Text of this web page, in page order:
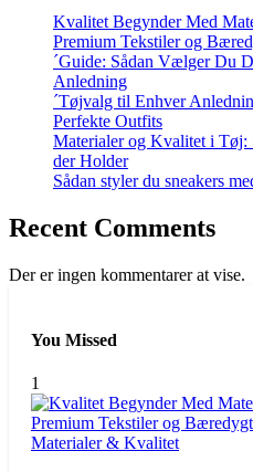
Kvalitet Begynder Med
Premium Tekstiler og
´Guide: Sådan Vælger Du
Anledning
´Tøjvalg til Enhver
Perfekte Outfits
Materialer og Kvalitet i Tøj:
der Holder
Sådan styler du sneakers
Recent Comments
Der er ingen kommentarer at vise.
You Missed
1
Materialer & Kvalitet